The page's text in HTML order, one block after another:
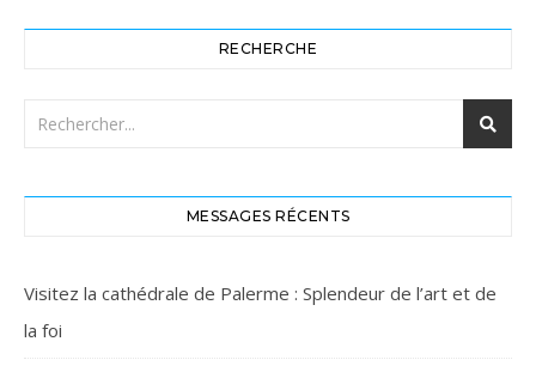
RECHERCHE
MESSAGES RÉCENTS
Visitez la cathédrale de Palerme : Splendeur de l’art et de
la foi